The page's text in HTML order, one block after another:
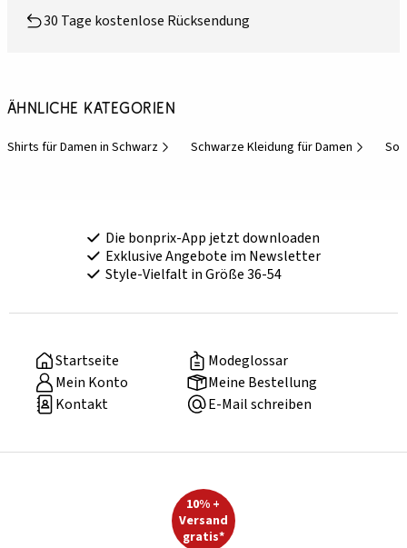
30 Tage kostenlose Rücksendung
Ähnliche Kategorien
Shirts für Damen in Schwarz Schwarze Kleidung für Damen
Die bonprix-App jetzt downloaden
Exklusive Angebote im Newsletter
Style-Vielfalt in Größe 36-54
Startseite
Modeglossar
Mein Konto
Meine Bestellung
Kontakt
E-Mail schreiben
10% +
Versand
gratis*